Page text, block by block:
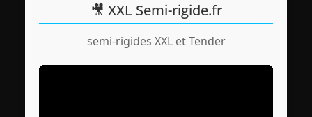
🎥 XXL Semi-rigide.fr
semi-rigides XXL et Tender